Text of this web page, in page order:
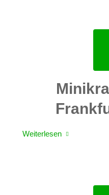
Weiterlesen